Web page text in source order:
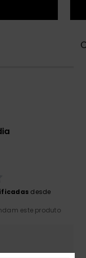
desde
este produto